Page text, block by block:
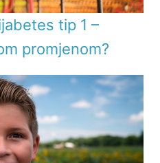
tip 1 –
promjenom?